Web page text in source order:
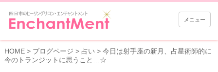
メニュー
HOME> ブログページ > 占い > 今日は射手座の新月、占星術師的に
今のトランジットに思うこと…☆